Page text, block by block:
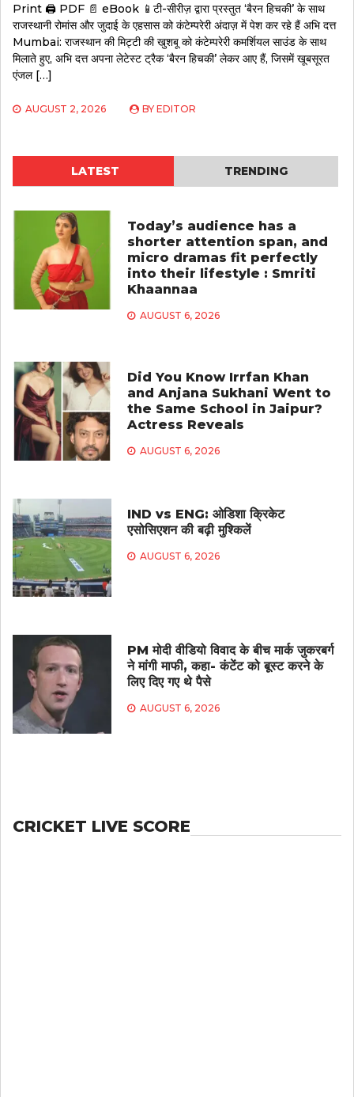
Print 🖨 PDF 📄 eBook 📱टी-सीरीज़ द्वारा प्रस्तुत ‘बैरन हिचकी’ के साथ
राजस्थानी रोमांस और जुदाई के एहसास को कंटेम्परेरी अंदाज़ में पेश कर रहे हैं अभि दत्त
Mumbai: राजस्थान की मिट्टी की खुशबू को कंटेम्परेरी कमर्शियल साउंड के साथ
मिलाते हुए, अभि दत्त अपना लेटेस्ट ट्रैक ‘बैरन हिचकी’ लेकर आए हैं, जिसमें खूबसूरत
एंजल […]
AUGUST 2, 2026 BY EDITOR
LATEST TRENDING
Today’s audience has a
shorter attention span, and
micro dramas fit perfectly
into their lifestyle : Smriti
Khaannaa
AUGUST 6, 2026
Did You Know Irrfan Khan
and Anjana Sukhani Went to
the Same School in Jaipur?
Actress Reveals
AUGUST 6, 2026
IND vs ENG: ओडिशा क्रिकेट
एसोसिएशन की बढ़ी मुश्किलें
AUGUST 6, 2026
PM मोदी वीडियो विवाद के बीच मार्क जुकरबर्ग
ने मांगी माफी, कहा- कंटेंट को बूस्ट करने के
लिए दिए गए थे पैसे
AUGUST 6, 2026
CRICKET LIVE SCORE